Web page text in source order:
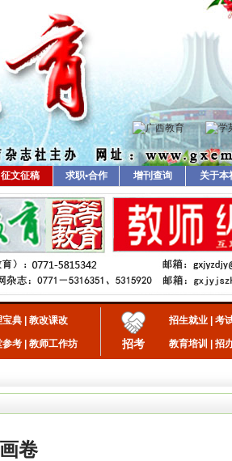
征文征稿 求职•合作 增刊查询 关于本
宝典 教改课改
参考 教师工作坊 招考
招生就业 考
教育培训 招
卷